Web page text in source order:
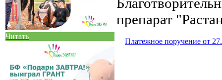
Читать
препарат
Платежное поручение от